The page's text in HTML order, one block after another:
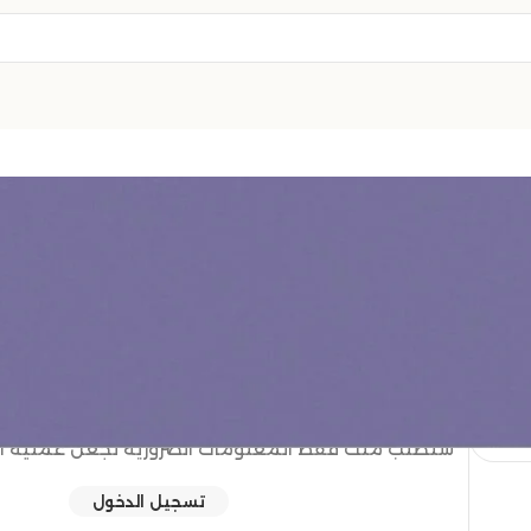
سنطلب منك فقط المعلومات الضرورية لجعل عملية
تسجيل الدخول